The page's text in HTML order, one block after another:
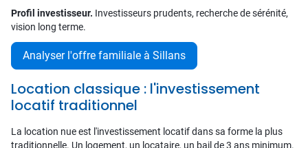
Profil investisseur. Investisseurs prudents, recherche de sérénité,
vision long terme.
Analyser l'offre familiale à Sillans
Location classique : l'investissement
locatif traditionnel
La location nue est l'investissement locatif dans sa forme la plus
traditionnelle. Un logement, un locataire, un bail de 3 ans minimum.